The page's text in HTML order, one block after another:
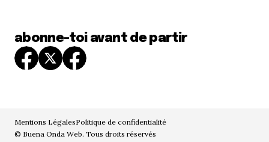
abonne-toi avant de partir
Mentions LégalesPolitique de confidentialité
© Buena Onda Web. Tous droits réservés